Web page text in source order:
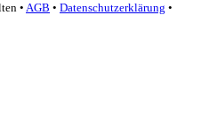
• AGB • Datenschutzerklärung •